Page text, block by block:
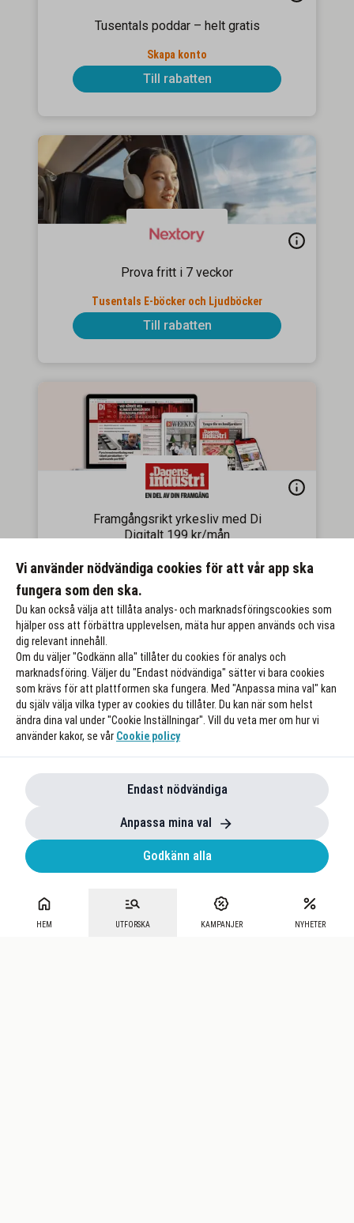
HEM UTFORSKA KAMPANJER NYHETER
Tusentals poddar – helt gratis
Skapa konto
Till rabatten
Prova fritt i 7 veckor
Tusentals E-böcker och Ljudböcker
Till rabatten
Framgångsrikt yrkesliv med Di
Digitalt 199 kr/mån
Få 300 kr rabatt/mån i 6 mån
Vi använder nödvändiga cookies för att vår app ska
fungera som den ska.
Du kan också välja att tillåta analys- och marknadsföringscookies som
hjälper oss att förbättra upplevelsen, mäta hur appen används och visa
dig relevant innehåll.
Om du väljer "Godkänn alla" tillåter du cookies för analys och
marknadsföring. Väljer du "Endast nödvändiga" sätter vi bara cookies
som krävs för att plattformen ska fungera. Med "Anpassa mina val" kan
du själv välja vilka typer av cookies du tillåter. Du kan när som helst
ändra dina val under "Cookie Inställningar". Vill du veta mer om hur vi
använder kakor, se vår Cookie policy
Endast nödvändiga
Anpassa mina val
Godkänn alla